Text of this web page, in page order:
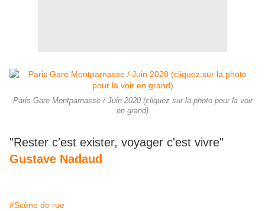
Paris Gare Montparnasse / Juin 2020 (cliquez sur la photo pour la voir
en grand)
"Rester c'est exister, voyager c'est vivre"
Gustave Nadaud
#Scène de rue